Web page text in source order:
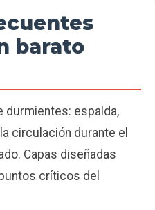
barato
durmientes: espalda,
circulación durante el
Capas diseñadas
críticos del